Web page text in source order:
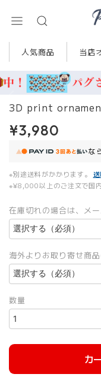
人気商品 当店
3D print
¥3,980
な
※別途送料がかかります。
※¥8,000以上のご注文で国
在庫切れの場合は、メ
海外よりお取り寄せ商
数量
カ